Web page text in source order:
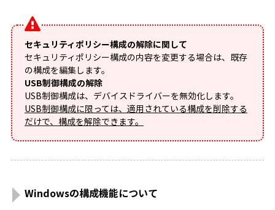
セキュリティポリシー構成の解除に関して
セキュリティポリシー構成の内容を変更する場合は、既存
の構成を編集します。
USB制御構成の解除
USB制御構成は、デバイスドライバーを無効化します。
USB制御構成に限っては、適用されている構成を削除する
だけで、構成を解除できます。
Windowsの構成機能について